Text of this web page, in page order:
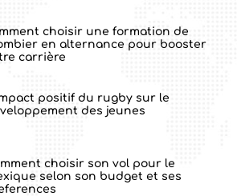
choisir une formation de
en alternance pour booster
carrière
positif du rugby sur le
des jeunes
choisir son vol pour le
selon son budget et ses